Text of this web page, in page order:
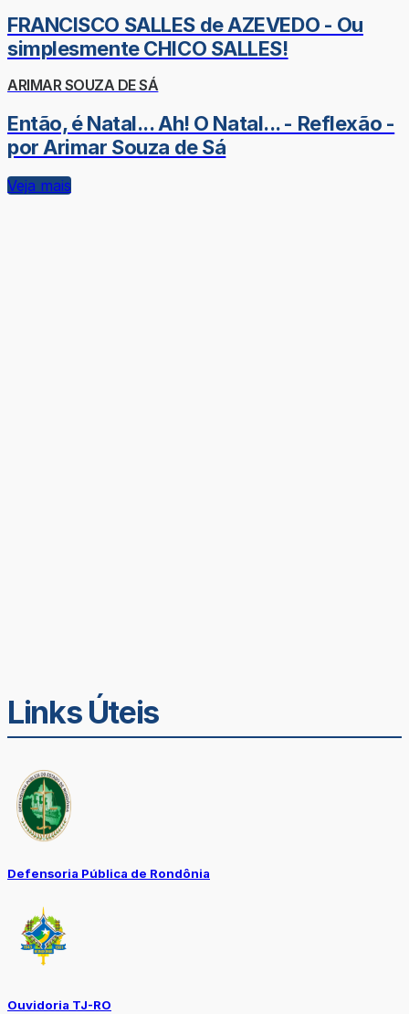
FRANCISCO SALLES de AZEVEDO - Ou
simplesmente CHICO SALLES!
ARIMAR SOUZA DE SÁ
Então, é Natal... Ah! O Natal... - Reflexão -
por Arimar Souza de Sá
Veja mais
Links Úteis
Defensoria Pública de Rondônia
Ouvidoria TJ-RO